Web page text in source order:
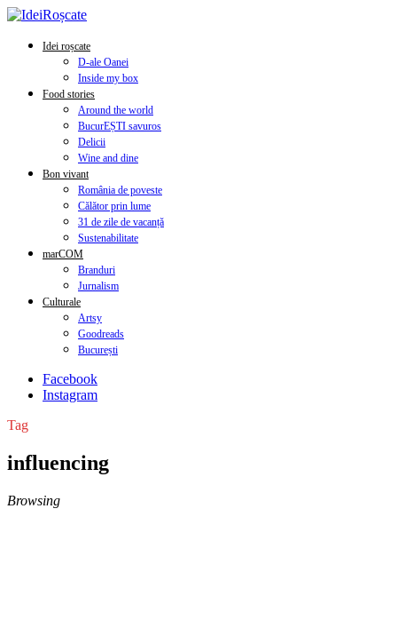
Idei roșcate
D-ale Oanei
Inside my box
Food stories
Around the world
BucurEȘTI savuros
Delicii
Wine and dine
Bon vivant
România de poveste
Călător prin lume
31 de zile de vacanță
Sustenabilitate
marCOM
Branduri
Jurnalism
Culturale
Artsy
Goodreads
București
Facebook
Instagram
Tag
influencing
Browsing